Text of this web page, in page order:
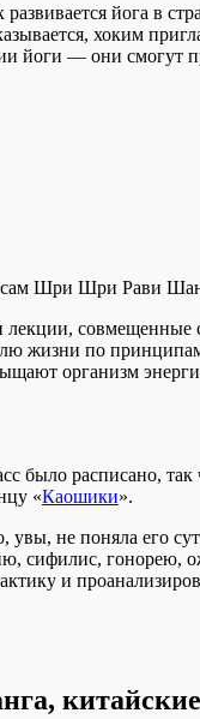
йога в
хоким
йоги — они смогут
Шри Шри Рави
совмещенные
жизни по
организм
было расписано,
«Каошики».
увы, не поняла его
сифилис, гонорею,
и